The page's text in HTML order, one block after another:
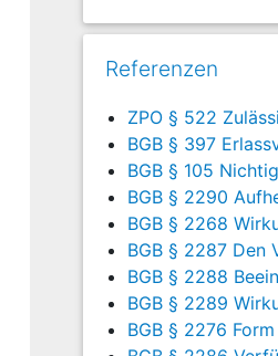
die Klage abzuweisen.
Das Landgericht hat mit
Alleinerbin nach ihrer
10.04.2014, mithin
Die Erblasserin habe
BGB). In der unstreitig
restlichen Kaufpreises
Der Erlassvertrag sei
Referenzen
ZPO § 522
BGB § 397
BGB § 105
BGB § 2290
BGB § 2268
BGB § 2287 Den
BGB § 2288
BGB § 2289
BGB § 2276 Form